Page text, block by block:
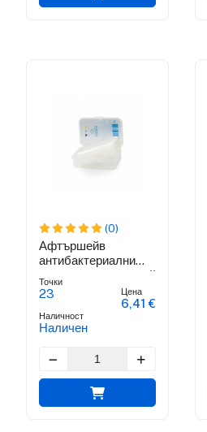
(0)
Афтършейв
антибактериални
кристал алаун калий
Точки
23
Наличност
Наличен
Цена
6,41 €